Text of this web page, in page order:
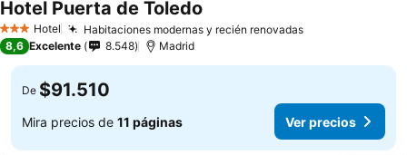
3 Estrellas
Hotel Habitaciones modernas y recién renovadas
Hotel Puerta de Toledo
8,6 Excelente 8.548 Madrid
De $91.510
Mira precios de 11 páginas Ver precios